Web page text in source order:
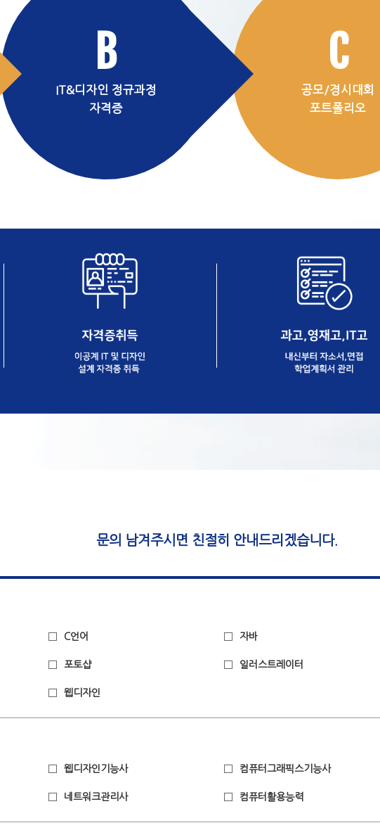
B
IT&디자인 정규과정
자격증
C
공모/경시대회
포트폴리오
문의 남겨주시면 친절히 안내드리겠습니다.
C언어 자바
포토샵 일러스트레이터
웹디자인
웹디자인기능사 컴퓨터그래픽스기능사
네트워크관리사 컴퓨터활용능력